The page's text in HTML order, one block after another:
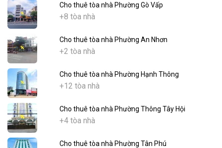
Cho thuê tòa nhà Phường Gò Vấp
+8 tòa nhà
Cho thuê tòa nhà Phường An Nhơn
+2 tòa nhà
Cho thuê tòa nhà Phường Hạnh Thông
+12 tòa nhà
Cho thuê tòa nhà Phường Thông Tây Hội
+4 tòa nhà
Cho thuê tòa nhà Phường Tân Phú